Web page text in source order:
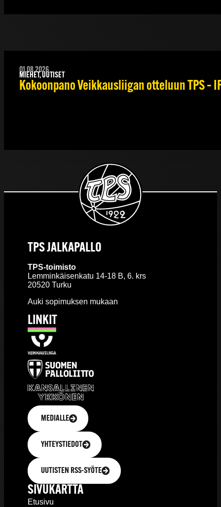
01.08.2026
MIEHET, UUTISET
Kokoonpano Veikkausliigan otteluun TPS –
TPS JALKAPALLO
TPS-toimisto
Lemminkäisenkatu 14-18 B, 6. krs
20520 Turku
Auki sopimuksen mukaan
LINKIT
MEDIALLE
YHTEYSTIEDOT
UUTISTEN RSS-SYÖTE
SIVUKARTTA
Etusivu